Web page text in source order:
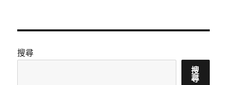
搜尋
搜
尋